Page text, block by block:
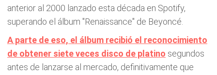
anterior al 2000 lanzado esta década en Spotify,
superando el álbum "Renaissance" de Beyoncé.
A parte de eso, el álbum recibió el reconocimiento
de obtener siete veces disco de platino segundos
antes de lanzarse al mercado, definitivamente que